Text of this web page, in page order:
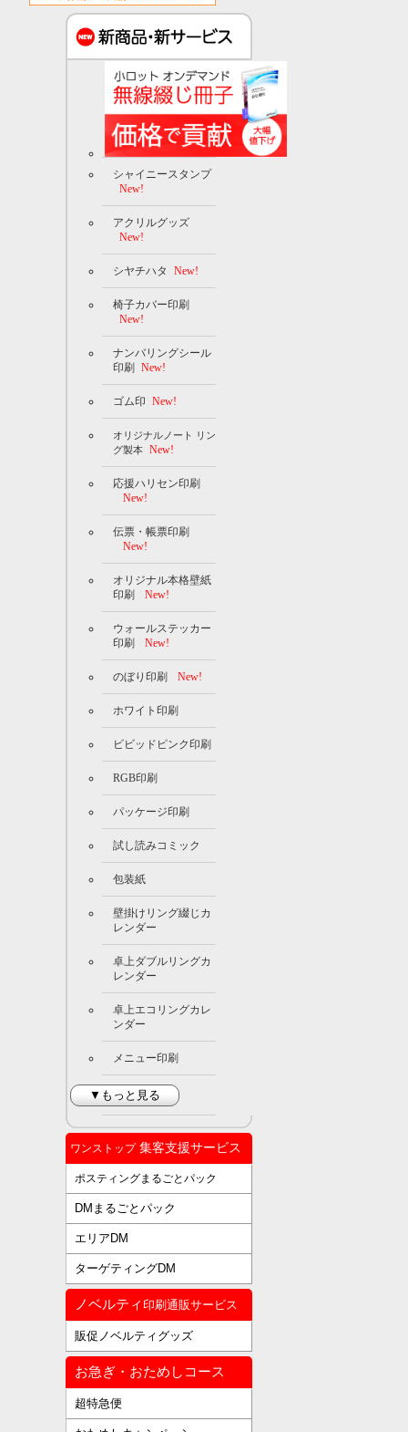
シャイニースタンプ
New!
アクリルグッズ
New!
シヤチハタ New!
椅子カバー印刷
New!
ナンバリングシール
印刷 New!
ゴム印 New!
オリジナルノート リン
グ製本 New!
応援ハリセン印刷
New!
伝票・帳票印刷
New!
オリジナル本格壁紙
印刷
New!
ウォールステッカー
印刷
New!
のぼり印刷 New!
ホワイト印刷
ビビッドピンク印刷
RGB印刷
パッケージ印刷
試し読みコミック
包装紙
壁掛けリング綴じカ
レンダー
卓上ダブルリングカ
レンダー
卓上エコリングカレ
ンダー
メニュー印刷
▼もっと見る
ワンストップ集客支援サービス
ポスティングまるごとパック
DMまるごとパック
エリアDM
ターゲティングDM
ノベルティ 印刷通販サービス
販促ノベルティグッズ
お急ぎ・おためしコース
超特急便